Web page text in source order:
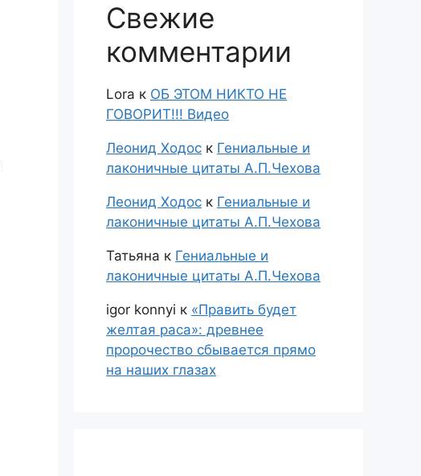
Свежие
комментарии
Lora к ОБ ЭТОМ НИКТО НЕ
ГОВОРИТ!!! Видео
Леонид Ходос к Гениальные и
лаконичные цитаты А.П.Чехова
Леонид Ходос к Гениальные и
лаконичные цитаты А.П.Чехова
Татьяна к Гениальные и
лаконичные цитаты А.П.Чехова
igor konnyi к «Править будет
желтая раса»: древнее
пророчество сбывается прямо
на наших глазах